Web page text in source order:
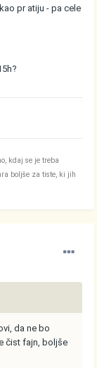
pr atiju - pa cele
kdaj se je treba
boljše za tiste, ki jih
da ne bo
čist fajn, boljše